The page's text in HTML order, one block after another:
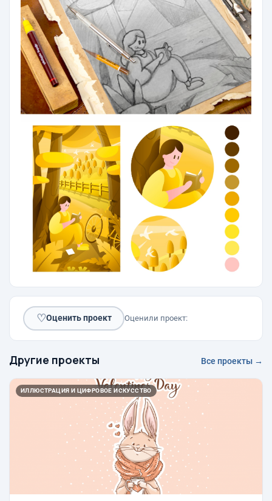
♡Оценить проект Оценили проект:
Другие проекты Все проекты →
ИЛЛЮСТРАЦИЯ И ЦИФРОВОЕ ИСКУССТВО